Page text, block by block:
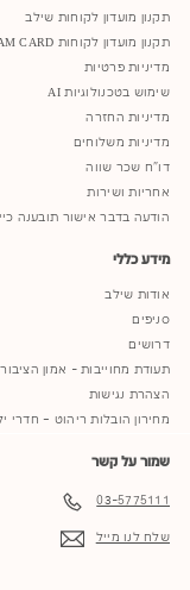
תקנון מועדון לקוחות שילב
תקנון מועדון לקוחות DREAM CARD
מדיניות פרטיות
שימוש בטכנולוגיות AI
מדיניות החזרה
מדיניות משלוחים
דו"ח שכר שווה
אחריות ושירות
הודעה בדבר אישור תובענה
מידע כללי
אודות שילב
סניפים
דרושים
תעודת מחוייבות - אמון הציבור
הצהרת נגישות
מחירון הובלות ריהוט – חדרי
שמור על קשר
03-5775111
שלח לנו מייל